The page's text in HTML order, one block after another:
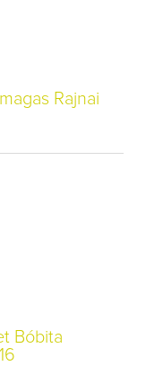
Rajnai
Bóbita